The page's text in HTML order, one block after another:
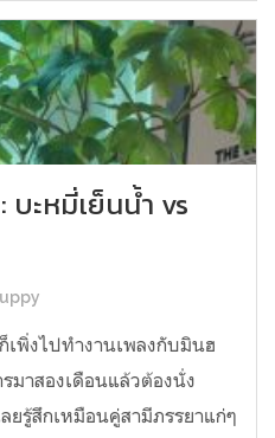
บะหมี่เย็นน้ำ vs
พิ่งไปทำงานเพลงกับมินฮ
มาสองเดือนแล้วต้องนั่ง
รู้สึกเหมือนคู่สามีภรรยาแก่ๆ